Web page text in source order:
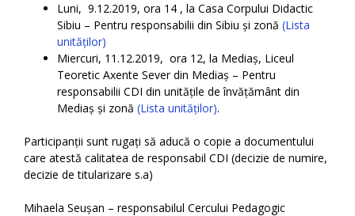
Luni, 9.12.2019, ora 14 , la Casa Corpului Didactic
Sibiu – Pentru responsabilii din Sibiu și zonă (Lista
unităților)
Miercuri, 11.12.2019, ora 12, la Mediaș, Liceul
Teoretic Axente Sever din Mediaș – Pentru
responsabilii CDI din unitățile de învățământ din
Mediaș și zonă (Lista unităților).
Participanții sunt rugați să aducă o copie a documentului
care atestă calitatea de responsabil CDI (decizie de numire,
decizie de titularizare s.a)
Mihaela Seușan – responsabilul Cercului Pedagogic